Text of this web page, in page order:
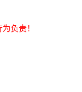
负责！